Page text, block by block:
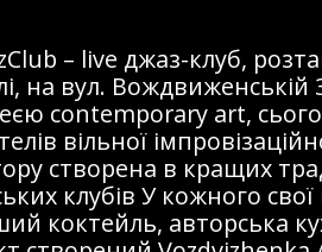
– live джаз-клуб,
на вул. Вождвиженській
contemporary art,
вільної
створена в кращих
клубів У кожного свої
коктейль, авторська